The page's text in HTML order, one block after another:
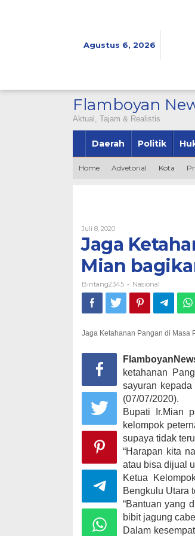
Agustus 6, 2026
Flamboyan
Aktual, Tajam & Realistis
Daerah Politik
Home Advetorial Kota
Juli 8, 2020Oleh
Bintang2345
Jaga
Mian
Bintang2345 - Nasional
Jaga Ketahanan Pangan di Masa
ketahanan
sayuran
(07/07/2020).
Bupati Ir.Mian
kelompok
supaya tidak
“Harapan kita
atau bisa dijual
Ketua
Bengkulu Utara
“Bantuan yang
bibit jagung
Dalam